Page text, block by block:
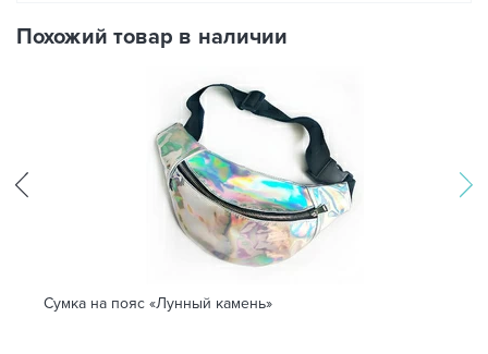
Похожий товар в наличии
Сумка на пояс «Лунный камень»